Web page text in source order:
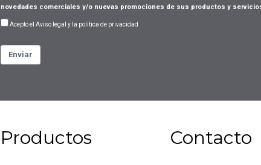
novedades comerciales y/o nuevas promociones de sus productos y
Acepto el Aviso legal y la politica de privacidad
Enviar
Productos Contacto